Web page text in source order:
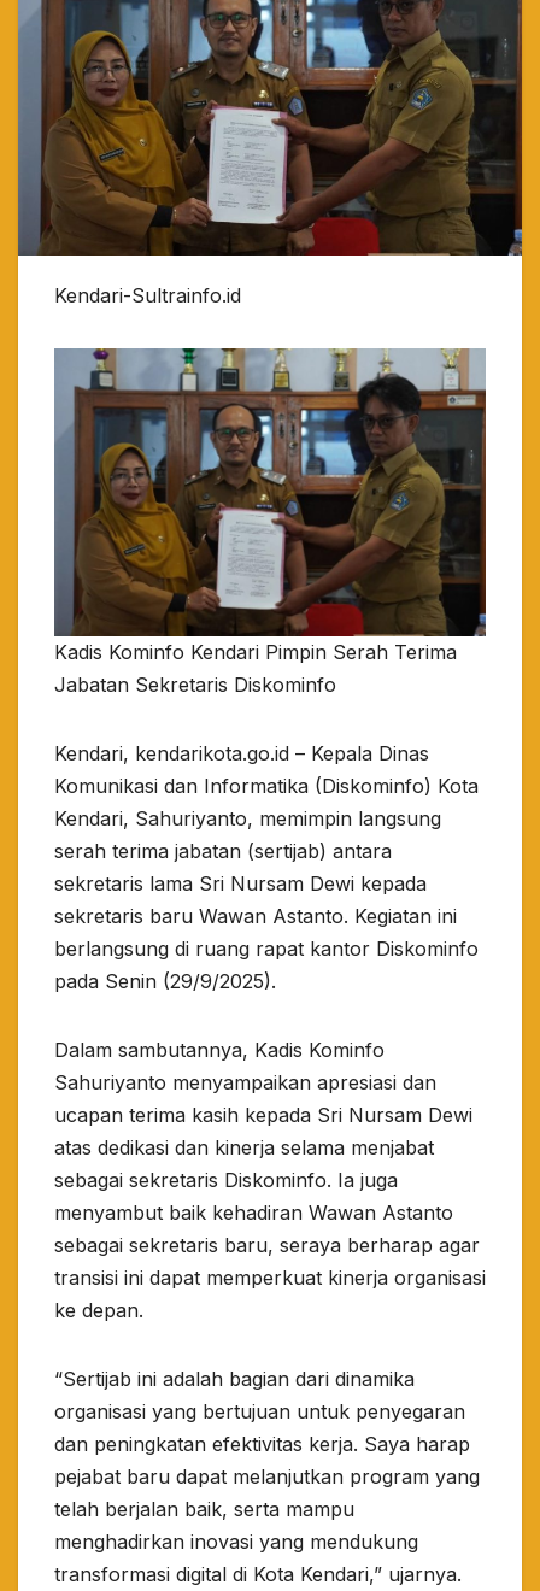
Kendari-Sultrainfo.id
Kadis Kominfo Kendari Pimpin Serah Terima
Jabatan Sekretaris Diskominfo
Kendari, kendarikota.go.id – Kepala Dinas
Komunikasi dan Informatika (Diskominfo) Kota
Kendari, Sahuriyanto, memimpin langsung
serah terima jabatan (sertijab) antara
sekretaris lama Sri Nursam Dewi kepada
sekretaris baru Wawan Astanto. Kegiatan ini
berlangsung di ruang rapat kantor Diskominfo
pada Senin (29/9/2025).
Dalam sambutannya, Kadis Kominfo
Sahuriyanto menyampaikan apresiasi dan
ucapan terima kasih kepada Sri Nursam Dewi
atas dedikasi dan kinerja selama menjabat
sebagai sekretaris Diskominfo. Ia juga
menyambut baik kehadiran Wawan Astanto
sebagai sekretaris baru, seraya berharap agar
transisi ini dapat memperkuat kinerja organisasi
ke depan.
“Sertijab ini adalah bagian dari dinamika
organisasi yang bertujuan untuk penyegaran
dan peningkatan efektivitas kerja. Saya harap
pejabat baru dapat melanjutkan program yang
telah berjalan baik, serta mampu
menghadirkan inovasi yang mendukung
transformasi digital di Kota Kendari,” ujarnya.